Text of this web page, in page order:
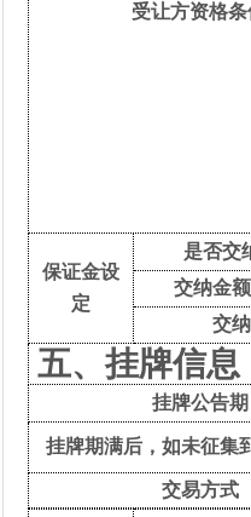
受让方资格条
保证金设
定
是否交
交纳金
交
五、挂牌信息
挂牌公告期
挂牌期满后，如未征集
交易方式